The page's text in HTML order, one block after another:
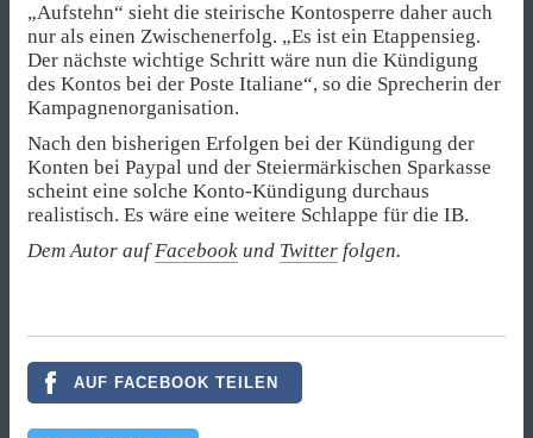
„Aufstehn“ sieht die steirische Kontosperre daher auch
nur als einen Zwischenerfolg. „Es ist ein Etappensieg.
Der nächste wichtige Schritt wäre nun die Kündigung
des Kontos bei der Poste Italiane“, so die Sprecherin der
Kampagnenorganisation.
Nach den bisherigen Erfolgen bei der Kündigung der
Konten bei Paypal und der Steiermärkischen Sparkasse
scheint eine solche Konto-Kündigung durchaus
realistisch. Es wäre eine weitere Schlappe für die IB.
Dem Autor aufFacebook und Twitter folgen.
AUF FACEBOOK TEILEN